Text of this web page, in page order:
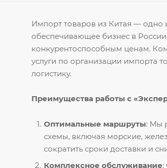
Импорт товаров из Китая — одно
обеспечивающее бизнес в
конкурентоспособным ценам.
услуги по организации импорта
логистику.
Преимущества работы с
Оптимальные маршруты: Мы
схемы, включая морские,
сократить сроки доставки и
Комплексное обслуживание: